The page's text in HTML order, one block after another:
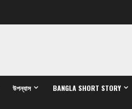
উপন্যাস BANGLA SHORT STORY